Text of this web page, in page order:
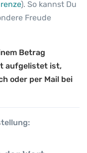
). So kannst Du
Freude
Betrag
aufgelistet ist,
oder per Mail bei